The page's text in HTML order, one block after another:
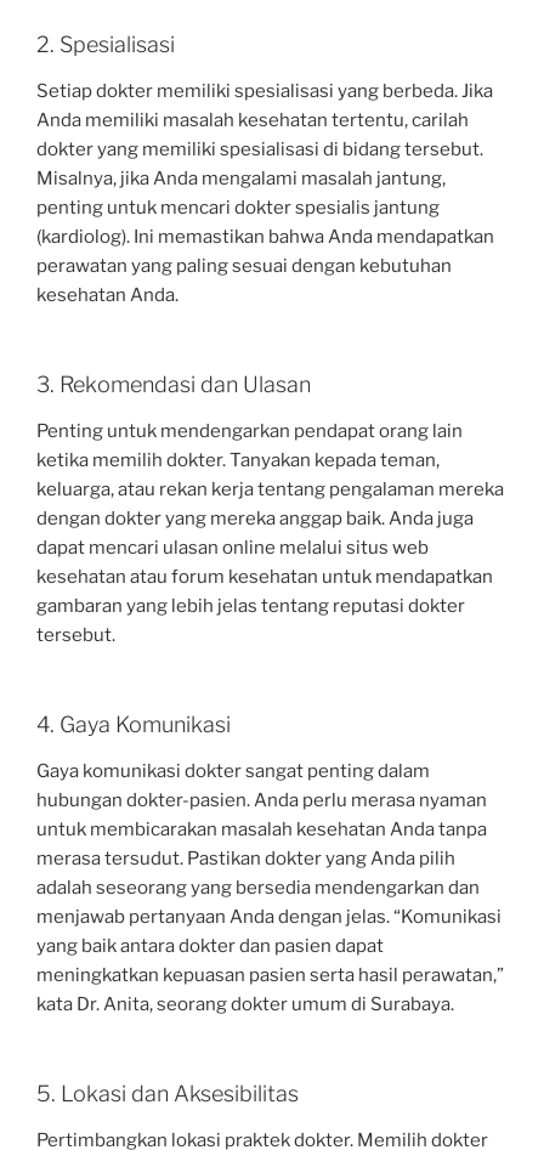
2. Spesialisasi
Setiap dokter memiliki spesialisasi yang berbeda. Jika
Anda memiliki masalah kesehatan tertentu, carilah
dokter yang memiliki spesialisasi di bidang tersebut.
Misalnya, jika Anda mengalami masalah jantung,
penting untuk mencari dokter spesialis jantung
(kardiolog). Ini memastikan bahwa Anda mendapatkan
perawatan yang paling sesuai dengan kebutuhan
kesehatan Anda.
3. Rekomendasi dan Ulasan
Penting untuk mendengarkan pendapat orang lain
ketika memilih dokter. Tanyakan kepada teman,
keluarga, atau rekan kerja tentang pengalaman mereka
dengan dokter yang mereka anggap baik. Anda juga
dapat mencari ulasan online melalui situs web
kesehatan atau forum kesehatan untuk mendapatkan
gambaran yang lebih jelas tentang reputasi dokter
tersebut.
4. Gaya Komunikasi
Gaya komunikasi dokter sangat penting dalam
hubungan dokter-pasien. Anda perlu merasa nyaman
untuk membicarakan masalah kesehatan Anda tanpa
merasa tersudut. Pastikan dokter yang Anda pilih
adalah seseorang yang bersedia mendengarkan dan
menjawab pertanyaan Anda dengan jelas. “Komunikasi
yang baik antara dokter dan pasien dapat
meningkatkan kepuasan pasien serta hasil perawatan,”
kata Dr. Anita, seorang dokter umum di Surabaya.
5. Lokasi dan Aksesibilitas
Pertimbangkan lokasi praktek dokter. Memilih dokter